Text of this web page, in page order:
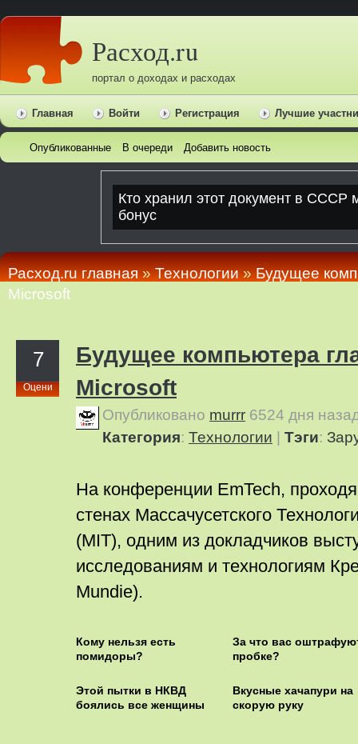
Расход.ru
портал о доходах и расходах
Главная Войти Регистрация Лучшие
Опубликованные В очереди Добавить новость
Расход.ru главная»Технологии»Будущее
Microsoft
7
Оцени
Будущее компьютера
Microsoft
Опубликовано murrr 6524 дня
Категория: Технологии Тэги:
На конференции EmTech,
стенах Массачусетского
(MIT), одним из докладчиков
исследованиям и технологиям
Mundie).
Кому нельзя есть
помидоры?
За что вас
пробке?
Этой пытки в НКВД
боялись все женщины
Вкусные хачапури на
скорую руку